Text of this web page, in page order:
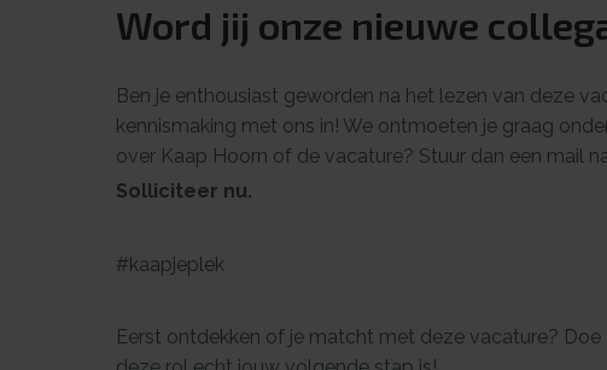
Word jij onze nieuwe
Ben je enthousiast geworden na het lezen van deze
kennismaking met ons in! We ontmoeten je graag
over Kaap Hoorn of de vacature? Stuur dan een mail
Solliciteer nu.
#kaapjeplek
Eerst ontdekken of je matcht met deze vacature? Doe